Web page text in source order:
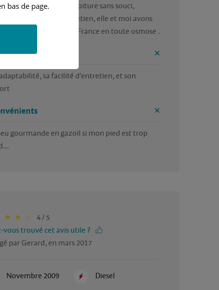
de conduire une voiture sans souci,
et économe d'entretien, elle et moi avons
sa facilité d'entretien, et son
gourmande en gazoil si mon pied est trop
4 / 5
vous trouvé cet avis utile ?
par Gerard, en mars 2017
Novembre 2009 Diesel
bas de page.